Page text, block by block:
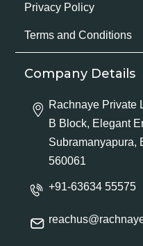
Privacy Policy
Terms and Conditions
Company Details
Rachnaye Private
B Block, Elegant
Subramanyapura,
560061
+91-63634 55575